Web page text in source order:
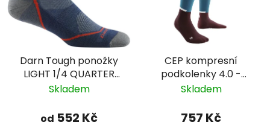
Darn Tough ponožky
LIGHT 1/4 QUARTER
Lightweight Merino -
Skladem
od 552 Kč
CEP kompresní
podkolenky 4.0 -
dámské -
Skladem
757 Kč